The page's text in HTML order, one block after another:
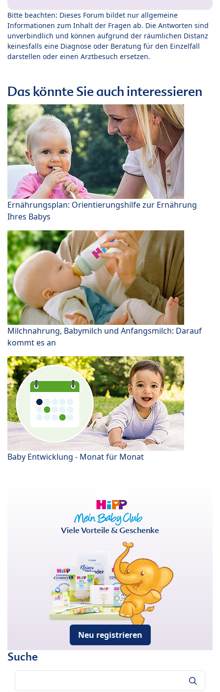
Bitte beachten: Dieses Forum bildet nur allgemeine
Informationen zum Inhalt der Fragen ab. Die Antworten sind
unverbindlich und können aufgrund der räumlichen Distanz
keinesfalls eine Diagnose oder Beratung für den Einzelfall
darstellen oder einen Arztbesuch ersetzen.
Das könnte Sie auch interessieren
Ernährungsplan: Orientierungshilfe zur Ernährung
Ihres Babys
Milchnahrung, Babymilch und Anfangsmilch: Darauf
kommt es an
Baby Entwicklung - Monat für Monat
Viele Vorteile & Geschenke
Neu registrieren
Suche